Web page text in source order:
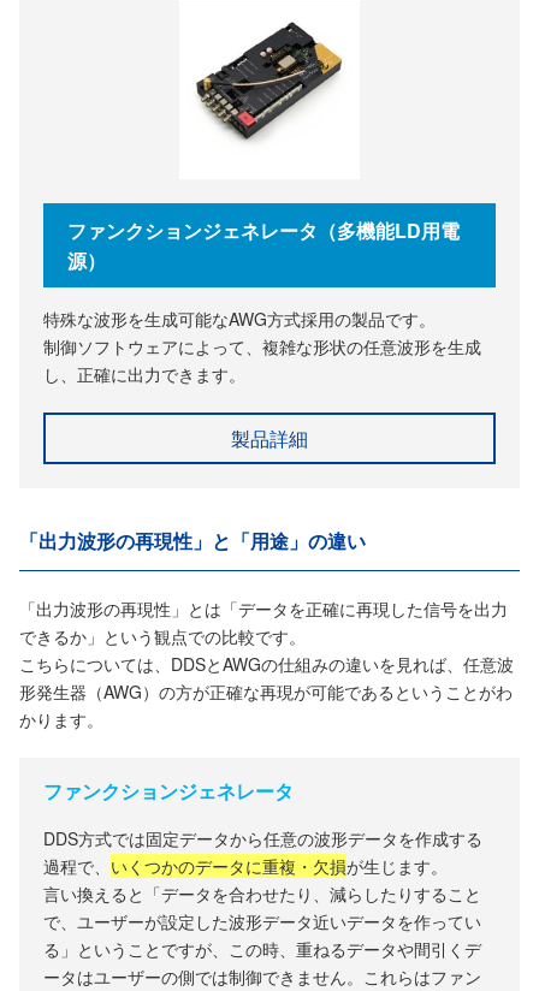
ファンクションジェネレータ（多機能LD用電
源）
特殊な波形を生成可能なAWG方式採用の製品です。
制御ソフトウェアによって、複雑な形状の任意波形を生成
し、正確に出力できます。
製品詳細
「出⼒波形の再現性」と「用途」の違い
「出力波形の再現性」とは「データを正確に再現した信号を出力
できるか」という観点での比較です。
こちらについては、DDSとAWGの仕組みの違いを見れば、任意波
形発生器（AWG）の方が正確な再現が可能であるということがわ
かります。
ファンクションジェネレータ
DDS方式では固定データから任意の波形データを作成する
過程で、 いくつかのデータに重複・欠損が生じます。
言い換えると「データを合わせたり、減らしたりすること
で、ユーザーが設定した波形データ近いデータを作ってい
る」ということですが、この時、重ねるデータや間引くデ
ータはユーザーの側では制御できません。これらはファン